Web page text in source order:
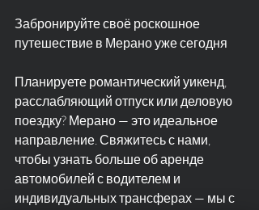
Забронируйте своё роскошное
путешествие в Мерано уже сегодня
Планируете романтический уикенд,
расслабляющий отпуск или деловую
поездку? Мерано — это идеальное
направление. Свяжитесь с нами,
чтобы узнать больше об аренде
автомобилей с водителем и
индивидуальных трансферах — мы с